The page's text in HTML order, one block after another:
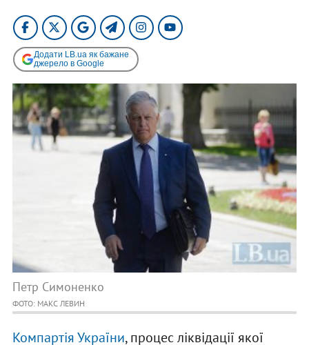
Додати LB.ua як бажане
джерело в Google
Петр Симоненко
ФОТО: МАКС ЛЕВИН
Компартія України, процес ліквідації якої